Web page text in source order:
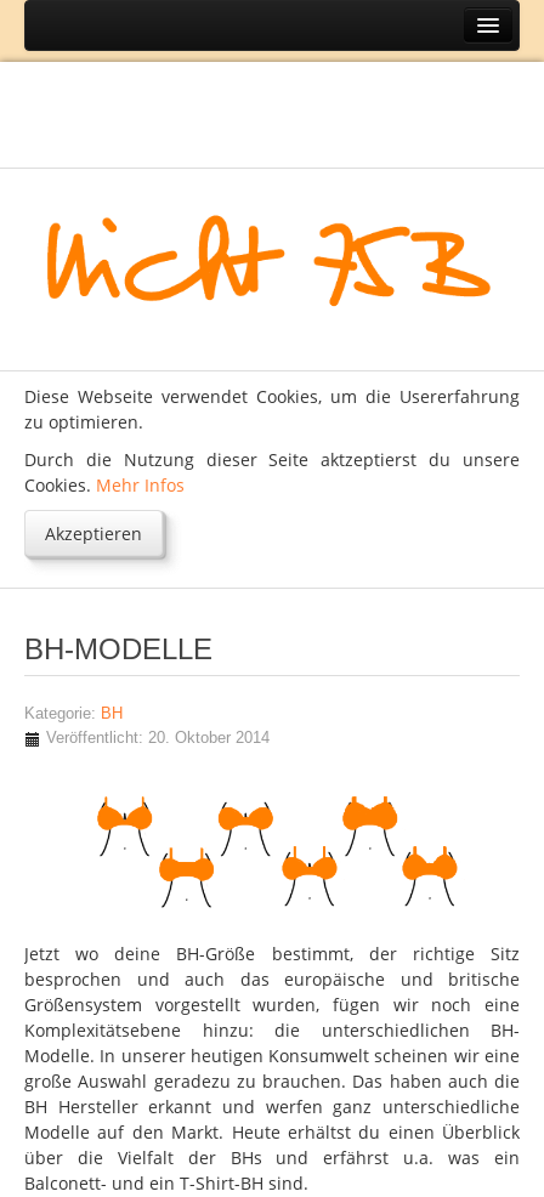
Home
Lifestyle
Mode
Kontakt
Impressum
Datenschutz
Diese Webseite verwendet Cookies, um die Usererfahrung
zu optimieren.
Durch die Nutzung dieser Seite aktzeptierst du unsere
Cookies. Mehr Infos
Akzeptieren
BH-MODELLE
Kategorie: BH
Veröffentlicht: 20. Oktober 2014
Jetzt wo deine BH-Größe bestimmt, der richtige Sitz
besprochen und auch das europäische und britische
Größensystem vorgestellt wurden, fügen wir noch eine
Komplexitätsebene hinzu: die unterschiedlichen BH-
Modelle. In unserer heutigen Konsumwelt scheinen wir eine
große Auswahl geradezu zu brauchen. Das haben auch die
BH Hersteller erkannt und werfen ganz unterschiedliche
Modelle auf den Markt. Heute erhältst du einen Überblick
über die Vielfalt der BHs und erfährst u.a. was ein
Balconett- und ein T-Shirt-BH sind.